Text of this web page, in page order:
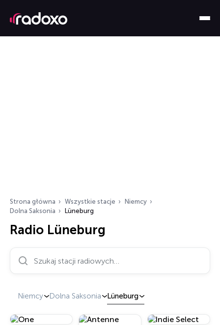
Strona główna Wszystkie stacje
Niemcy
Dolna Saksonia
Lüneburg
Radio Lüneburg
Niemcy Dolna Saksonia Lüneburg